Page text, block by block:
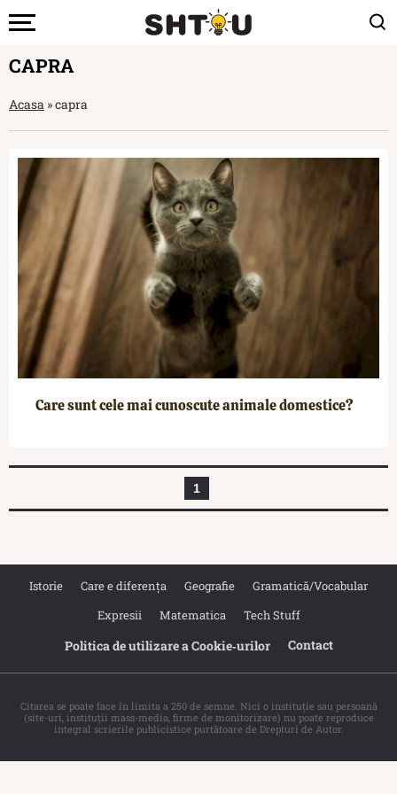
CAPRA
Acasa »capra
Care sunt cele mai cunoscute animale domestice?
1
Istorie Care e diferența Geografie
Gramatică/Vocabular
Expresii
Matematica Tech Stuff
Politica de utilizare a Cookie‐urilor Contact
Citarea se poate face în limita a 250 de semne. Nici o instituţie sau persoană
(site-uri, instituţii mass-media, firme de monitorizare) nu poate reproduce
integral scrierile publicistice purtătoare de Drepturi de Autor.